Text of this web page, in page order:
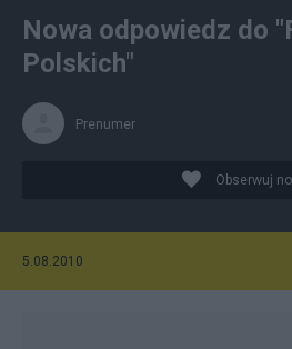
Nowa odpowiedz do
Polskich"
Prenumer
Obserwuj
5.08.2010